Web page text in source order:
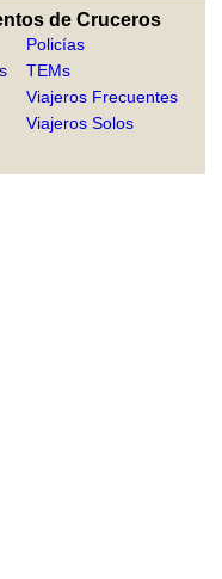
de Cruceros
Policías
TEMs
Viajeros Frecuentes
Viajeros Solos